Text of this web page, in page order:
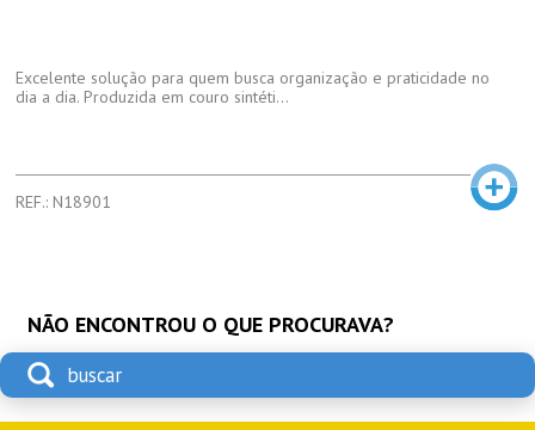
Excelente solução para quem busca organização e praticidade no
dia a dia. Produzida em couro sintéti...
REF.: N18901
NÃO ENCONTROU O QUE PROCURAVA?